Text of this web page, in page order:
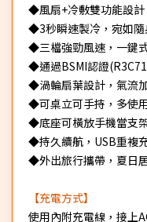
◆風扇+冷敷雙功能設計
◆3秒瞬速製冷，宛如隨
◆三檔強勁風速，一鍵
◆通過BSMI認證
◆渦輪扇葉設計，氣流
◆可桌立可手持，多使
◆底座可橫放手機當支
◆持久續航，USB重複
◆外出旅行攜帶，夏日
【充電方式】
使用內附充電線，接上